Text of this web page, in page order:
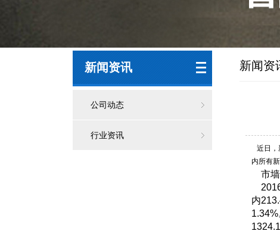
新闻资讯
NEWS
LIST
公司动态
行业资讯
新闻资
近日，
内所有
市墙
2016
内